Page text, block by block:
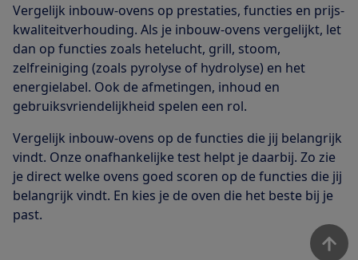
Vergelijk inbouw-ovens op prestaties, functies en prijs-
kwaliteitverhouding. Als je inbouw-ovens vergelijkt, let
dan op functies zoals hetelucht, grill, stoom,
zelfreiniging (zoals pyrolyse of hydrolyse) en het
energielabel. Ook de afmetingen, inhoud en
gebruiksvriendelijkheid spelen een rol.
Vergelijk inbouw-ovens op de functies die jij belangrijk
vindt. Onze onafhankelijke test helpt je daarbij. Zo zie
je direct welke ovens goed scoren op de functies die jij
belangrijk vindt. En kies je de oven die het beste bij je
past.